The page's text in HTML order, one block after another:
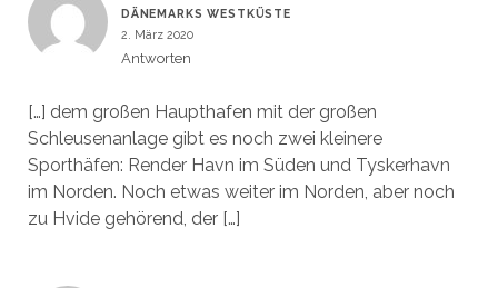
DÄNEMARKS WESTKÜSTE
2. März 2020
Antworten
[…] dem großen Haupthafen mit der großen
Schleusenanlage gibt es noch zwei kleinere
Sporthäfen: Render Havn im Süden und Tyskerhavn
im Norden. Noch etwas weiter im Norden, aber noch
zu Hvide gehörend, der […]